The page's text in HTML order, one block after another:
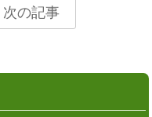
次の記事